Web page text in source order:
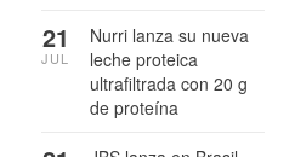
Nurri lanza su nueva
leche proteica
ultrafiltrada con 20 g
de proteína
21
JUL